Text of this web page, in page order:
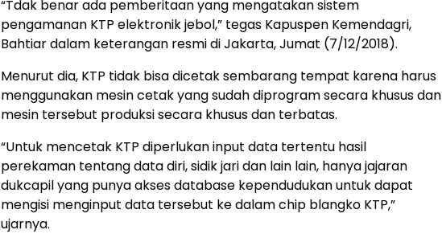
“Tdak benar ada pemberitaan yang mengatakan sistem
pengamanan KTP elektronik jebol,” tegas Kapuspen Kemendagri,
Bahtiar dalam keterangan resmi di Jakarta, Jumat (7/12/2018).
Menurut dia, KTP tidak bisa dicetak sembarang tempat karena harus
menggunakan mesin cetak yang sudah diprogram secara khusus dan
mesin tersebut produksi secara khusus dan terbatas.
“Untuk mencetak KTP diperlukan input data tertentu hasil
perekaman tentang data diri, sidik jari dan lain lain, hanya jajaran
dukcapil yang punya akses database kependudukan untuk dapat
mengisi menginput data tersebut ke dalam chip blangko KTP,”
ujarnya.